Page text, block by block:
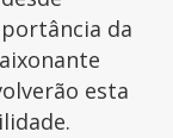
da
esta